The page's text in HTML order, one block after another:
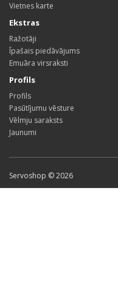
Vietnes karte
Ekstras
Ražotāji
Īpašais piedāvājums
Emuāra virsraksti
Profils
Profils
Pasūtījumu vēsture
Vēlmju saraksts
Jaunumi
Servoshop © 2026